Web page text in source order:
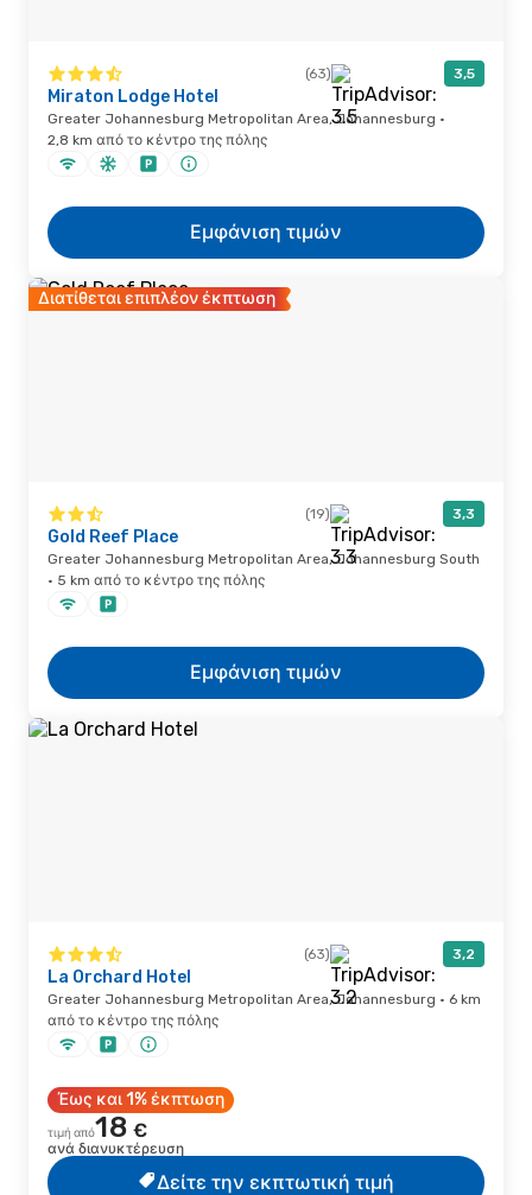
(63) 3,5
Miraton Lodge Hotel
Greater Johannesburg Metropolitan Area, Johannesburg ·
2,8 km από το κέντρο της πόλης
Εμφάνιση τιμών
Διατίθεται επιπλέον έκπτωση
(19) 3,3
Gold Reef Place
Greater Johannesburg Metropolitan Area, Johannesburg South
· 5 km από το κέντρο της πόλης
Εμφάνιση τιμών
(63) 3,2
La Orchard Hotel
Greater Johannesburg Metropolitan Area, Johannesburg · 6 km
από το κέντρο της πόλης
Έως και 1% έκπτωση
τιμή από18 €
ανά διανυκτέρευση
Δείτε την εκπτωτική τιμή